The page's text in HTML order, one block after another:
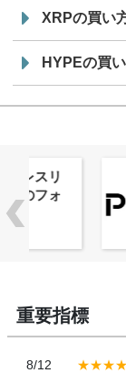
XRPの買い
HYPEの買
重要指標
8/12